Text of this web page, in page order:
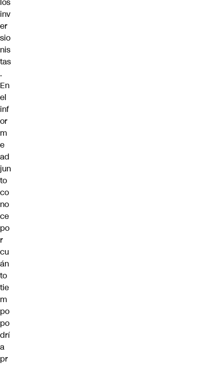
inv
er
sio
nis
tas
.
En
el
inf
or
m
e
ad
jun
to
co
no
ce
po
r
cu
án
to
tie
m
po
po
drí
a
pr